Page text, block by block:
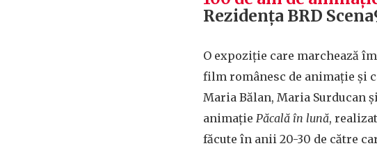
Rezidența BRD
O expoziție care marchează
film românesc de animație și
Maria Bălan, Maria Surducan
animație Păcală în lună,
făcute în anii 20-30 de către